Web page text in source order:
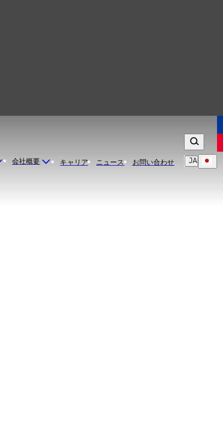
会社概要 キャリア ニュース お問い合わせ JA
刷、表示、保存します。